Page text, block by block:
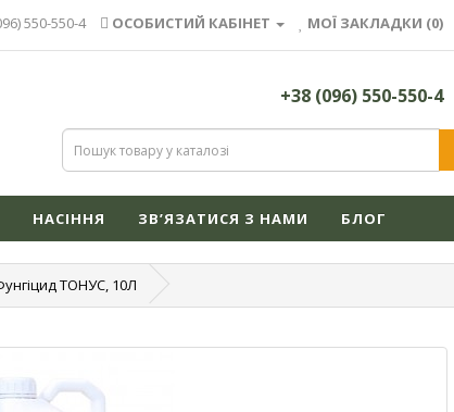
550-550-4 ОСОБИСТИЙ КАБІНЕТ МОЇ ЗАКЛАДКИ (0)
+38 (096) 550-550-4
НАСІННЯ ЗВ’ЯЗАТИСЯ З НАМИ БЛОГ
ТОНУС, 10Л